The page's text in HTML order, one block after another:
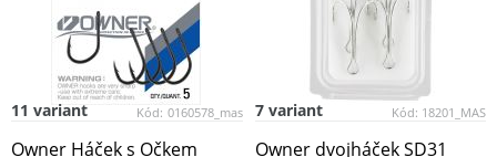
Kód: 0160578_mas
11 variant
Owner Háček s Očkem
Kód: 18201_MAS
7 variant
Owner dvojháček SD31